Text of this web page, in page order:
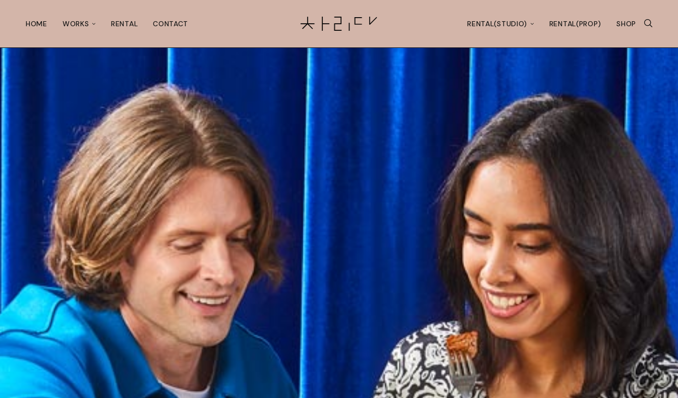
HOME WORKS RENTAL CONTACT RENTAL(STUDIO) RENTAL(PROP) SHOP